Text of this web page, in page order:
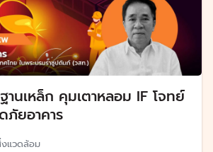
านเหล็ก คุมเตาหลอม IF โจทย์
ภัยอาคาร
แวดล้อม